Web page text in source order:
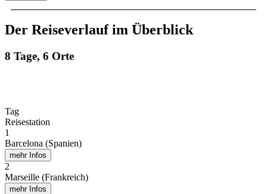
Der Reiseverlauf im Überblick
8 Tage, 6 Orte
Tag
Reisestation
1
Barcelona (Spanien)
mehr Infos
2
Marseille (Frankreich)
mehr Infos